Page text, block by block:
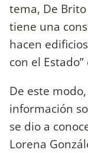
tema, De
tiene una
hacen
con el
De este
información
se dio a
Lorena